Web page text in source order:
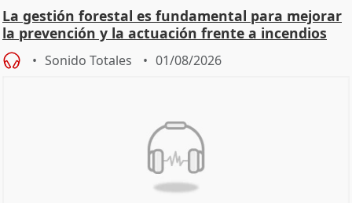
La gestión forestal es fundamental para mejorar
la prevención y la actuación frente a incendios
Sonido Totales 01/08/2026